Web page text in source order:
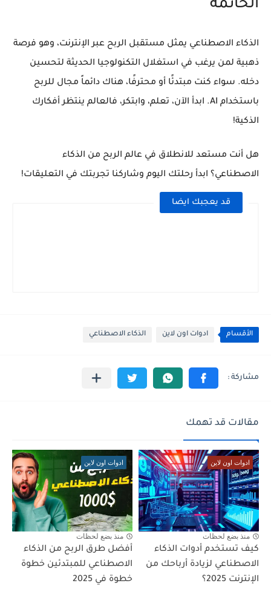
الخاتمة
الذكاء الاصطناعي يمثل مستقبل الربح عبر الإنترنت، وهو فرصة
ذهبية لمن يرغب في استغلال التكنولوجيا الحديثة لتحسين
دخله. سواء كنت مبتدئًا أو محترفًا، هناك دائماً مجال للربح
باستخدام AI. ابدأ الآن، تعلم، وابتكر، فالعالم ينتظر أفكارك
الذكية!
هل أنت مستعد للانطلاق في عالم الربح من الذكاء
الاصطناعي؟ ابدأ رحلتك اليوم وشاركنا تجربتك في التعليقات!
قد يعجبك ايضا
الأقسام ادوات اون لاين الذكاء الاصطناعي
مقالات قد تهمك
ادوات اون لاين
منذ بضع لحظات
كيف تستخدم أدوات الذكاء
الاصطناعي لزيادة أرباحك من
الإنترنت 2025؟
ادوات اون لاين
منذ بضع لحظات
أفضل طرق الربح من الذكاء
الاصطناعي للمبتدئين خطوة
خطوة في 2025